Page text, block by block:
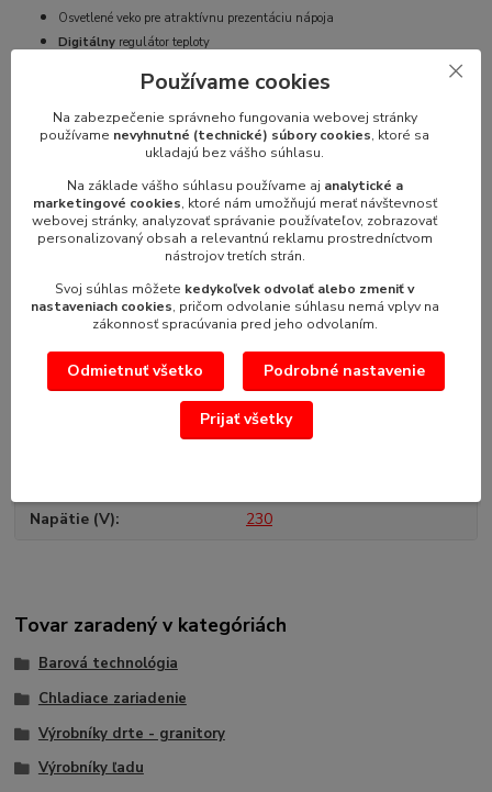
Osvetlené veko pre atraktívnu prezentáciu nápoja
Digitálny regulátor teploty
Teplotný rozsah od-10 ° C do-2 °C
Denný a nočný režim prevádzky
Výkonný a tichý kompresor
Odnímateľná nádoba pre jednoduché čistenie
Ekologické chladivoR290
Súčasťou balenia je odkvapkávacia miska
Parametre
výrobník ľadovej drte
Napätie (V) 230
Tovar zaradený v kategóriách
Barová technológia
Chladiace zariadenie
Výrobníky drte - granitory
Výrobníky ľadu
Používame cookies
Na zabezpečenie správneho fungovania webovej stránky
používame nevyhnutné (technické) súbory cookies, ktoré sa
ukladajú bez vášho súhlasu.
Na základe vášho súhlasu používame aj analytické a
marketingové cookies, ktoré nám umožňujú merať návštevnosť
webovej stránky, analyzovať správanie používateľov, zobrazovať
personalizovaný obsah a relevantnú reklamu prostredníctvom
nástrojov tretích strán.
Svoj súhlas môžete kedykoľvek odvolať alebo zmeniť v
nastaveniach cookies, pričom odvolanie súhlasu nemá vplyv na
zákonnosť spracúvania pred jeho odvolaním.
Odmietnuť všetko Podrobné nastavenie
Prijať všetky